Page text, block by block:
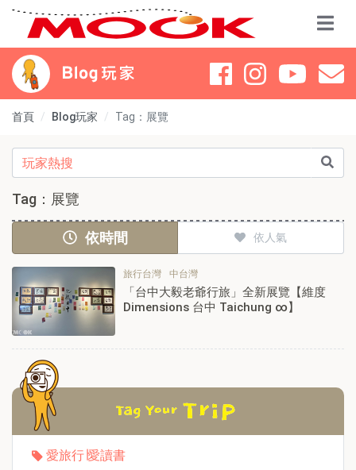
首頁 Blog玩家 Tag：展覽
Tag：展覽
依時間 依人氣
旅行台灣 中台灣
「台中大毅老爺行旅」全新展覽【維度
Dimensions 台中 Taichung ∞】
愛旅行∣愛讀書